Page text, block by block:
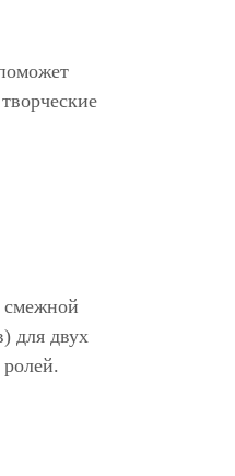
для двух